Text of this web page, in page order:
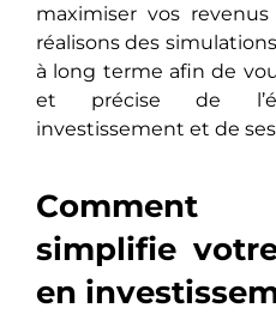
maximiser vos
réalisons des
à long terme afin de
et précise de
investissement et de
Comment
simplifie
en